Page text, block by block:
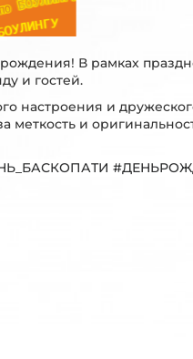
В рамках
и гостей.
настроения и
меткость и